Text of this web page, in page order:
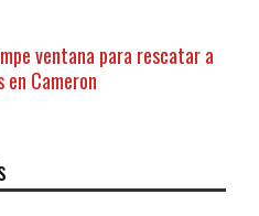
ventana para rescatar a
en Cameron